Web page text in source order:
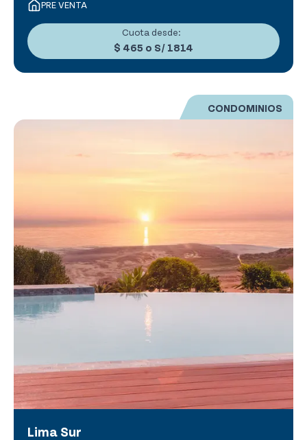
PRE VENTA
Cuota desde:
$ 465 o S/ 1814
CONDOMINIOS
Lima Sur